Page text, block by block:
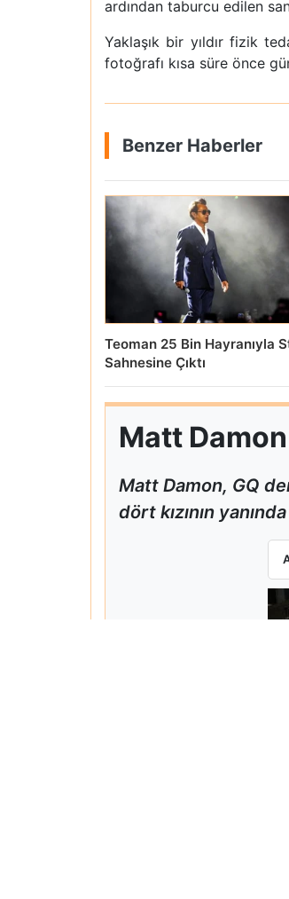
ardından taburcu edilen
Yaklaşık bir yıldır fizik
fotoğrafı kısa süre önce
Benzer Haberler
Teoman 25 Bin Hayranıyla
Sahnesine Çıktı
Matt Damon
Matt Damon, GQ
dört kızının